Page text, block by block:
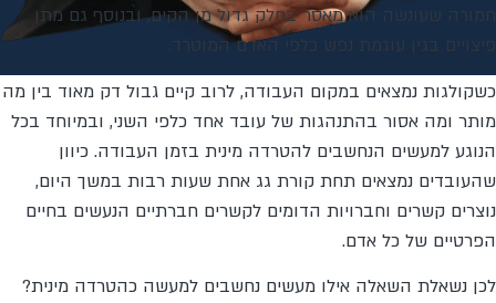
חמורה שעונשה הוא מאסר בחלק גדול מן הקים, ובנוסף גם מתן
פיצויים בגין עוגמת נפש כלפי האדם המוטרד.
כשקולגות נמצאים במקום העבודה, לרוב קיים גבול דק מאוד בין מה
מותר ומה אסור בהתנהגות של עובד אחד כלפי השני, ובמיוחד בכל
הנוגע למעשים הנחשבים להטרדה מינית בזמן העבודה. כיוון
שהעובדים נמצאים תחת קורת גג אחת שעות רבות במשך היום,
נוצרים קשרים וחברויות הדומים לקשרים חברתיים הנעשים בחיים
הפרטיים של כל אדם.
לכן נשאלת השאלה אילו מעשים נחשבים למעשה כהטרדה מינית?